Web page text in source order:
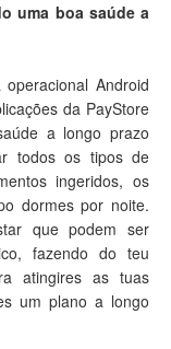
uma boa saúde a
Android
da PayStore
a longo prazo
todos os tipos de
ingeridos, os
dormes por noite.
que podem ser
fazendo do teu
atingires as tuas
um plano a longo